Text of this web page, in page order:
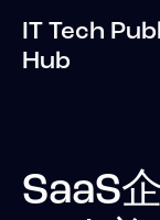
IT Tech
Hub
SaaS